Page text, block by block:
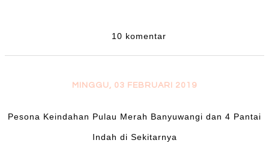
10 komentar
MINGGU, 03 FEBRUARI 2019
Pesona Keindahan Pulau Merah Banyuwangi dan 4 Pantai
Indah di Sekitarnya